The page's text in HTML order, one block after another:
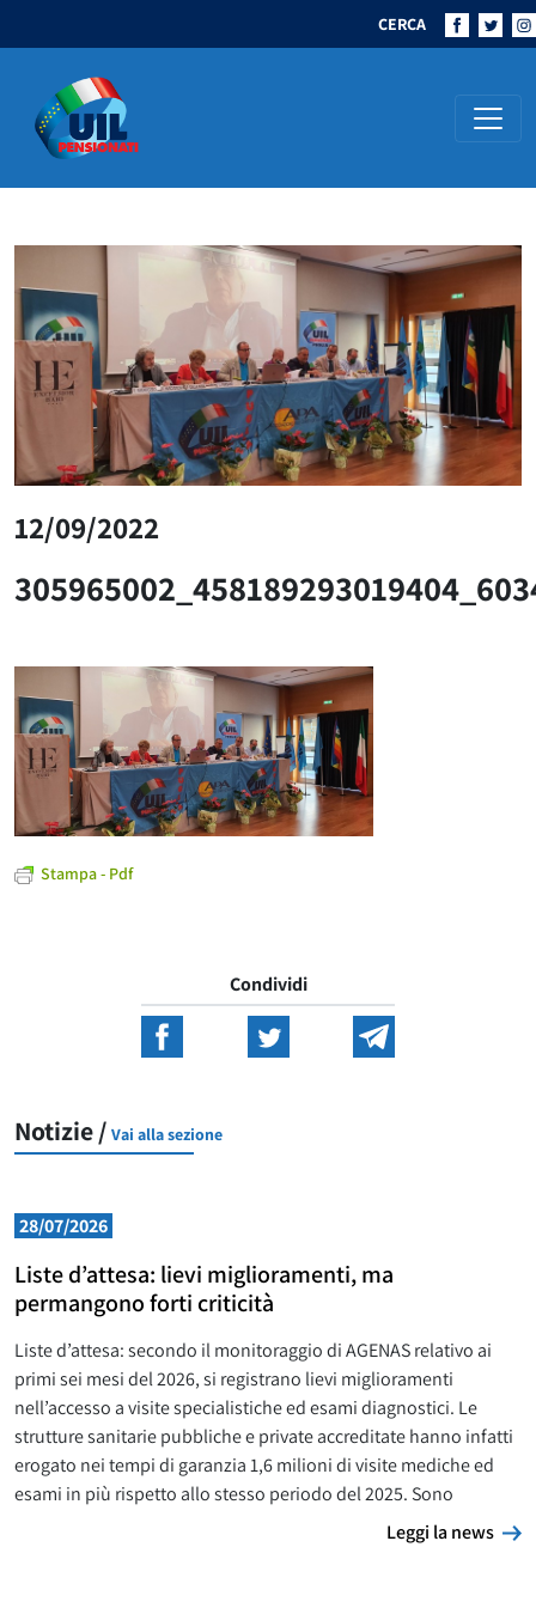
CERCA
Navigazione principale
12/09/2022
Stampa - Pdf
Condividi
Notizie / Vai alla sezione
28/07/2026
Liste d’attesa: lievi miglioramenti, ma
permangono forti criticità
Liste d’attesa: secondo il monitoraggio di AGENAS relativo ai
primi sei mesi del 2026, si registrano lievi miglioramenti
nell’accesso a visite specialistiche ed esami diagnostici. Le
strutture sanitarie pubbliche e private accreditate hanno infatti
erogato nei tempi di garanzia 1,6 milioni di visite mediche ed
esami in più rispetto allo stesso periodo del 2025. Sono
Leggi la news